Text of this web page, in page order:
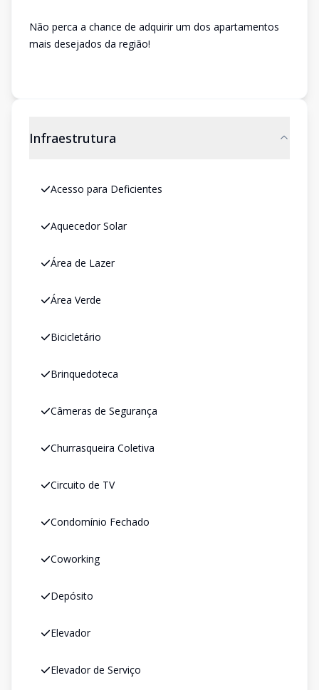
Não perca a chance de adquirir um dos apartamentos
mais desejados da região!
Infraestrutura
Acesso para Deficientes
Aquecedor Solar
Área de Lazer
Área Verde
Bicicletário
Brinquedoteca
Câmeras de Segurança
Churrasqueira Coletiva
Circuito de TV
Condomínio Fechado
Coworking
Depósito
Elevador
Elevador de Serviço